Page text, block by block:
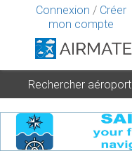
Connexion / Créer
mon compte
Rechercher aéroport